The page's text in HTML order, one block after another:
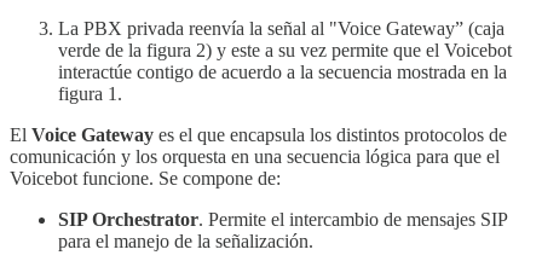
La PBX privada reenvía la señal al "Voice Gateway” (caja
verde de la figura 2) y este a su vez permite que el Voicebot
interactúe contigo de acuerdo a la secuencia mostrada en la
figura 1.
El Voice Gateway es el que encapsula los distintos protocolos de
comunicación y los orquesta en una secuencia lógica para que el
Voicebot funcione. Se compone de:
SIP Orchestrator. Permite el intercambio de mensajes SIP
para el manejo de la señalización.